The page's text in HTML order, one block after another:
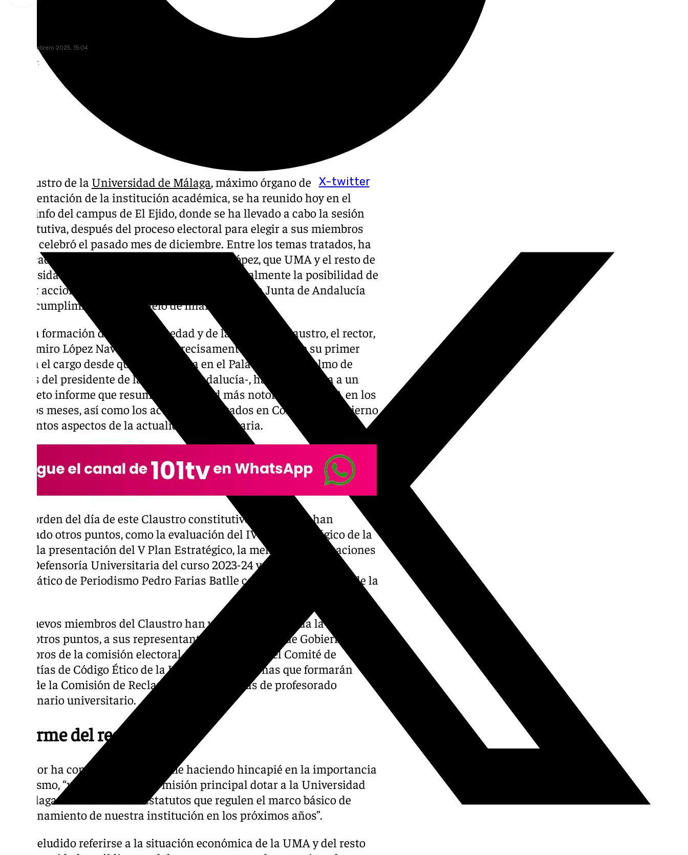
X-twitter
jueves, 20 febrero 2025, 15:04
Compartir:
El Claustro de la Universidad de Málaga, máximo órgano de
representación de la institución académica, se ha reunido hoy en el
Paraninfo del campus de El Ejido, donde se ha llevado a cabo la sesión
constitutiva, después del proceso electoral para elegir a sus miembros
que se celebró el pasado mes de diciembre. Entre los temas tratados, ha
destacado el anuncio del rector, Teodomiro López, que UMA y el resto de
universidades públicas andaluzas, barajan actualmente la posibilidad de
ejercer acciones legales en los tribunales contra la Junta de Andalucía
por incumplimiento del modelo de financiación.
Tras la formación de la mesa de edad y de la mesa del Claustro, el rector,
Teodomiro López Navarrete -que precisamente hoy cumple su primer
año en el cargo desde que lo asumiera en el Palacio de San Telmo de
manos del presidente de la Junta de Andalucía-, ha dado lectura a un
completo informe que resume la actividad más notoria de la UMA en los
últimos meses, así como los acuerdos adoptados en Consejo de Gobierno
y distintos aspectos de la actualidad universitaria.
En el orden del día de este Claustro constitutivo también se han
abordado otros puntos, como la evaluación del IV Plan Estratégico de la
UMA, la presentación del V Plan Estratégico, la memoria de actuaciones
de la Defensoría Universitaria del curso 2023-24 y la elección del
catedrático de Periodismo Pedro Farias Batlle como nuevo defensor de la
Los nuevos miembros del Claustro han votado durante toda la mañana,
entre otros puntos, a sus representantes en el Consejo de Gobierno, a los
miembros de la comisión electoral, los integrantes del Comité de
Garantías de Código Ético de la UMA y a las personas que formarán
parte de la Comisión de Reclamaciones de plazas de profesorado
funcionario universitario.
Informe del rector
El rector ha comenzado su informe haciendo hincapié en la importancia
del mismo, “ya que tiene como misión principal dotar a la Universidad
de Málaga de unos nuevos Estatutos que regulen el marco básico de
funcionamiento de nuestra institución en los próximos años”.
No ha eludido referirse a la situación económica de la UMA y del resto